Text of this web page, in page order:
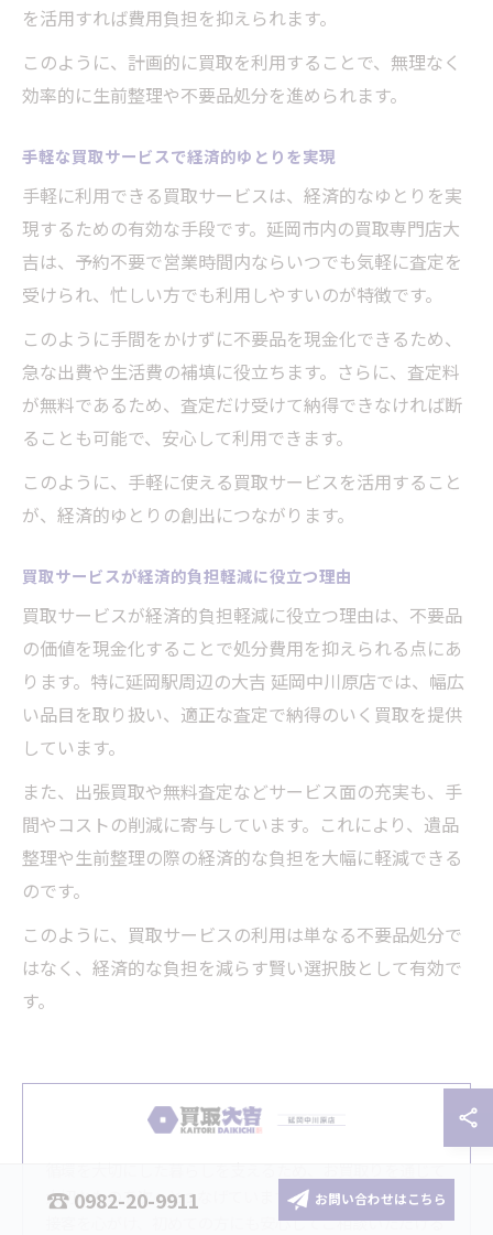
を活用すれば費用負担を抑えられます。
このように、計画的に買取を利用することで、無理なく
効率的に生前整理や不要品処分を進められます。
手軽な買取サービスで経済的ゆとりを実現
手軽に利用できる買取サービスは、経済的なゆとりを実
現するための有効な手段です。延岡市内の買取専門店大
吉は、予約不要で営業時間内ならいつでも気軽に査定を
受けられ、忙しい方でも利用しやすいのが特徴です。
このように手間をかけずに不要品を現金化できるため、
急な出費や生活費の補填に役立ちます。さらに、査定料
が無料であるため、査定だけ受けて納得できなければ断
ることも可能で、安心して利用できます。
このように、手軽に使える買取サービスを活用すること
が、経済的ゆとりの創出につながります。
買取サービスが経済的負担軽減に役立つ理由
買取サービスが経済的負担軽減に役立つ理由は、不要品
の価値を現金化することで処分費用を抑えられる点にあ
ります。特に延岡駅周辺の大吉 延岡中川原店では、幅広
い品目を取り扱い、適正な査定で納得のいく買取を提供
しています。
また、出張買取や無料査定などサービス面の充実も、手
間やコストの削減に寄与しています。これにより、遺品
整理や生前整理の際の経済的な負担を大幅に軽減できる
のです。
このように、買取サービスの利用は単なる不要品処分で
はなく、経済的な負担を減らす賢い選択肢として有効で
す。
大切なものを次へとつなげています。丁寧で気持ちのいい
接客を心がけ、初めての方にも安心してご相談いただける
0982-20-9911 お問い合わせはこちら